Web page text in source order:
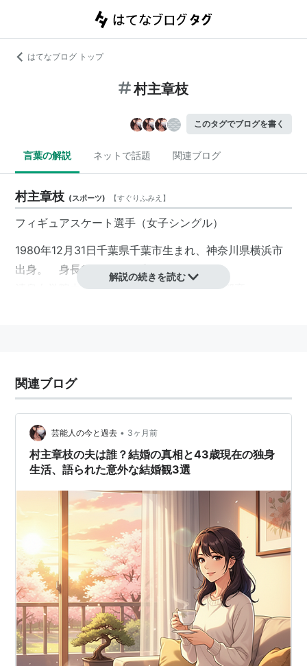
はてなブログ トップ
村主章枝
このタグでブログを書く
言葉の解説 ネットで話題 関連ブログ
村主章枝 (スポーツ) 【すぐりふみえ 】
フィギュアスケート選手（女子シングル）
1980年12月31日千葉県千葉市生まれ、神奈川県横浜市
出身。 身長157cm 体重44kg AB型
清泉女学院中学・高校、早稲田大学教育学部卒。
ISUグランプリシリーズ 中国杯 7位
全日本フィギュアスケート選手権 7位
2008-2009
ISUグランプリシリーズ スケートカナダ 2位
ISUグランプリシリーズ ロシアカップ 3位
全日本フィギュアスケート選手権 2位
四大陸フィギュアスケート選手権 6位
世界フィギュアスケート選手権 8位
2007-2008
ISUグランプリシリーズ 中国杯 4位
ISUグランプリシリーズ ロシアカップ 5位
解説の続きを読む
関連ブログ
芸能人の今と過去 • 3ヶ月前
村主章枝の夫は誰？結婚の真相と43歳現在の独身
生活、語られた意外な結婚観3選